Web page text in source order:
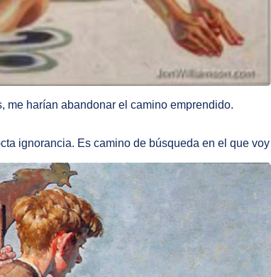
me harían abandonar el camino emprendido.
ignorancia. Es camino de búsqueda en el que voy